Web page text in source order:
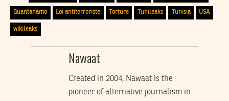
Guantanamo Loi antiterroriste Torture Tunileaks Tunisia USA
wikileaks
Nawaat
Created in 2004, Nawaat is the
pioneer of alternative journalism in